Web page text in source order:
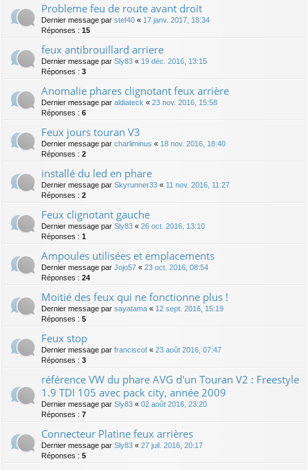
Probleme feu de route avant droit
Dernier message par stef40 « 17 janv. 2017, 18:34
Réponses : 15
feux antibrouillard arriere
Dernier message par Sly83 « 19 déc. 2016, 13:15
Réponses : 3
Anomalie phares clignotant feux arrière
Dernier message par aldiateck « 23 nov. 2016, 15:58
Réponses : 6
Feux jours touran V3
Dernier message par charliminus « 18 nov. 2016, 18:40
Réponses : 2
installé du led en phare
Dernier message par Skyrunner33 « 11 nov. 2016, 11:27
Réponses : 2
Feux clignotant gauche
Dernier message par Sly83 « 26 oct. 2016, 13:10
Réponses : 1
Ampoules utilisées et emplacements
Dernier message par Jojo57 « 23 oct. 2016, 08:54
Réponses : 24
Moitié des feux qui ne fonctionne plus !
Dernier message par sayatama « 12 sept. 2016, 15:19
Réponses : 5
Feux stop
Dernier message par franciscof « 23 août 2016, 07:47
Réponses : 3
référence VW du phare AVG d'un Touran V2 : Freestyle
1.9 TDI 105 avec pack city, année 2009
Dernier message par Sly83 « 02 août 2016, 23:20
Réponses : 7
Connecteur Platine feux arrières
Dernier message par Sly83 « 27 juil. 2016, 20:17
Réponses : 5